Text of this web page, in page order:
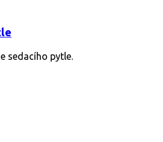
sedacího pytle.